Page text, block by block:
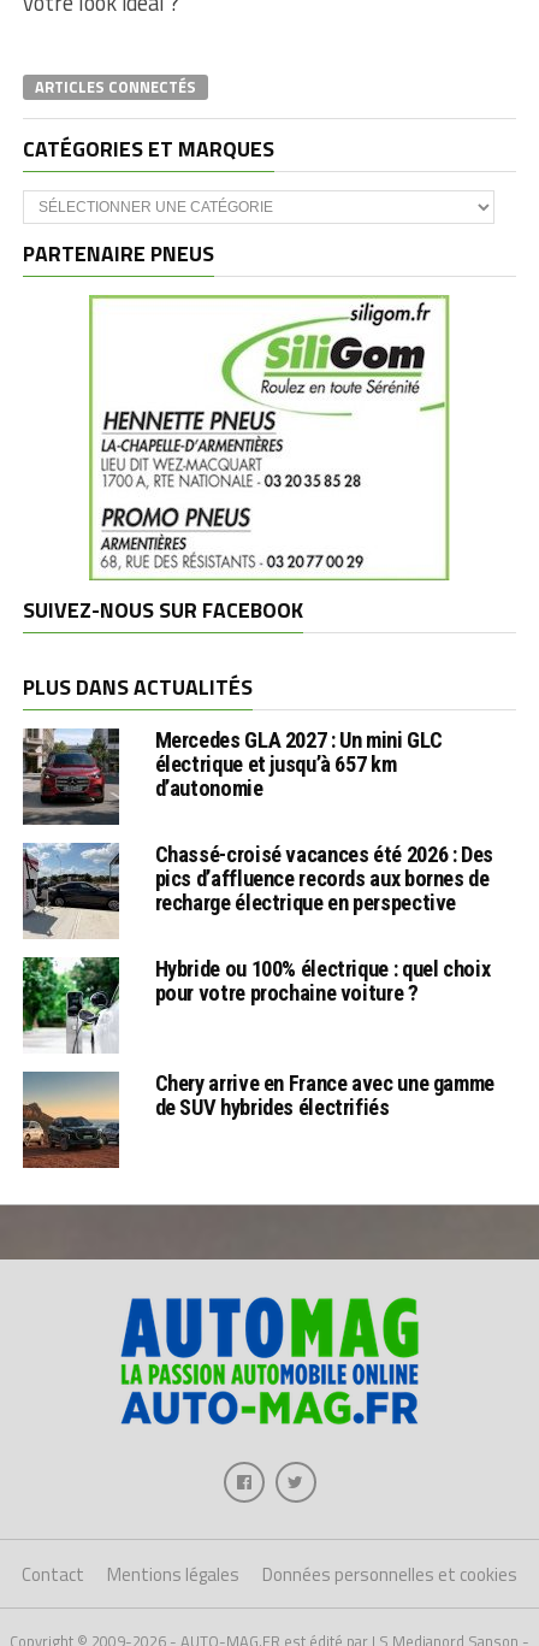
ARTICLES CONNECTÉS
CATÉGORIES ET MARQUES
Catégories
et
PARTENAIRE PNEUS
SUIVEZ-NOUS SUR FACEBOOK
PLUS DANS ACTUALITÉS
Mercedes GLA 2027 : Un mini GLC
électrique et jusqu’à 657 km
d’autonomie
Chassé-croisé vacances été 2026 : Des
pics d’affluence records aux bornes de
recharge électrique en perspective
Hybride ou 100% électrique : quel choix
pour votre prochaine voiture ?
Chery arrive en France avec une gamme
de SUV hybrides électrifiés
Contact Mentions légales Données personnelles et cookies